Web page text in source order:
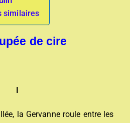
similaires
de cire
I
la Gervanne roule entre les